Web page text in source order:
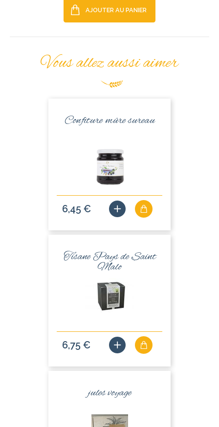
AJOUTER AU PANIER
Vous allez aussi aimer
Confiture mûre sureau
6,45 €
Tisane Pays de Saint
Malo
6,75 €
jules voyage